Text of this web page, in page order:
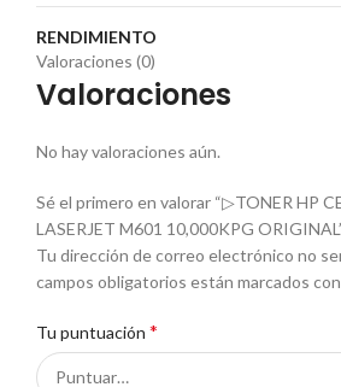
RENDIMIENTO
Valoraciones (0)
Valoraciones
No hay valoraciones aún.
Sé el primero en valorar “▷TONER HP
LASERJET M601 10,000KPG
Tu dirección de correo electrónico no
campos obligatorios están marcados con
Tu puntuación *